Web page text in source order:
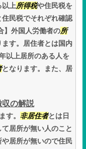
以上所得税や住民税を
住民税でそれぞれ確認
】外国人労働者の所
す。居住者とは国内
以上居所のある人を
となります。また、居
収の解説
す。 非居住者とは日
居所が無い人のこと
居所が無いので住民